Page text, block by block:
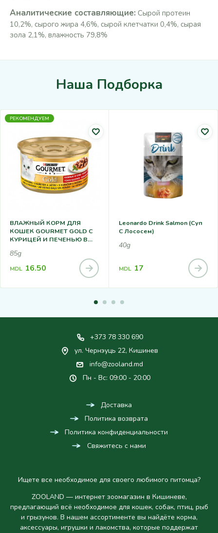
Аналитические составляющие: Сырой протеин
10,2%, сырого жира 4,6%, сырой клетчатки 0,4%, сырая
зола 2,1%, влажность 79,8%
Наша Подборка
РЕКОМЕНДУЕМ
ВЛАЖНЫЙ КОРМ ДЛЯ
КОШЕК GOURMET GOLD C
КУРИЦЕЙ И ПЕЧЕНЬЮ В
85g
MDL 16.50
Leonardo Drink Salmon (суп
С Лососем)
40g
MDL 17
+373 78 330 690
ул. Чернэуць 22, Кишинев
info@zooland.md
Пн - Вс: 09:00 - 20:00
Доставка
Политика возврата
Политика конфиденциальности
Свяжитесь с нами
Ищете все необходимое для своего любимого питомца?
ZOOLAND — интернет зоомагазин в Кишиневе,
предлагающий всё необходимое для кошек, собак, птиц, рыб
и грызунов. В нашем ассортименте вы найдёте корма,
аксессуары, игрушки и лакомства, которые поддержат